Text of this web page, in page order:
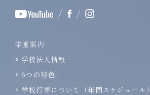
/ /
学園案内
学校法人情報
6つの特色
学校行事について（年間スケジュール）